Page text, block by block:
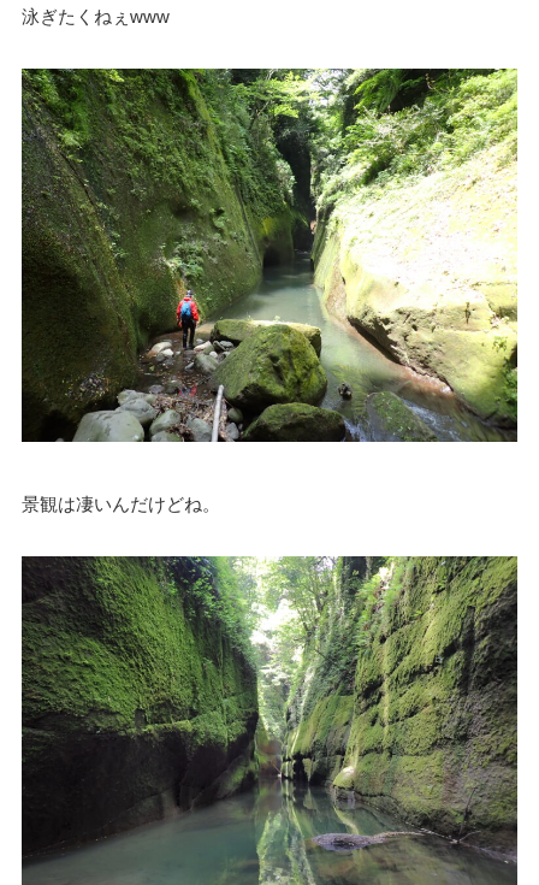
泳ぎたくねぇwww
景観は凄いんだけどね。